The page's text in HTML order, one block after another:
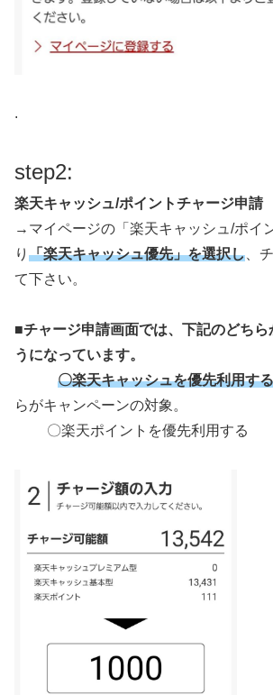
.
step2:
楽天キャッシュ/ポイントチャージ申請
→マイページの「楽天キャッシュ/ポイ
り 「楽天キャッシュ優先」を選択し 、
て下さい。
■チャージ申請画面では、下記のどちら
うになっています。
〇楽天キャッシュを優先利用する
らがキャンペーンの対象。
〇楽天ポイントを優先利用する